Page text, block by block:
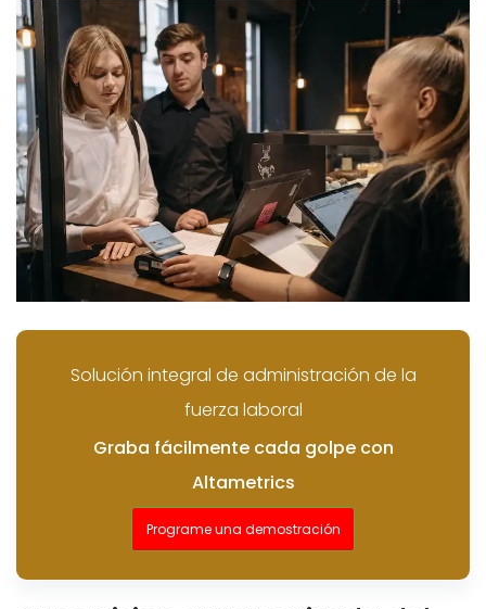
Solución integral de administración de la
fuerza laboral
Graba fácilmente cada golpe con
Altametrics
Programe una demostración